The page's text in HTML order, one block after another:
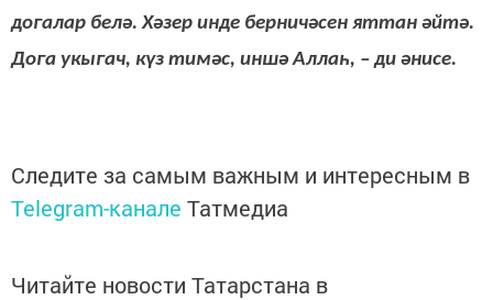
догалар белә. Хәзер инде берничәсен яттан әйтә.
Дога укыгач, күз тимәс, иншә Аллаһ, – ди әнисе.
Следите за самым важным и интересным в
Telegram-канале Татмедиа
Читайте новости Татарстана в